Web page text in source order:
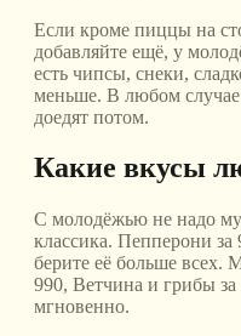
Если кроме пиццы на
добавляйте ещё, у
есть чипсы, снеки,
меньше. В любом случае
доедят потом.
Какие вкусы
С молодёжью не надо
классика. Пепперони
берите её больше всех.
990, Ветчина и грибы
мгновенно.